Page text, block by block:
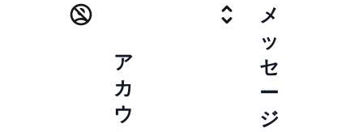
ア
カ
ウ
メ
ッ
セ
ー
ジ